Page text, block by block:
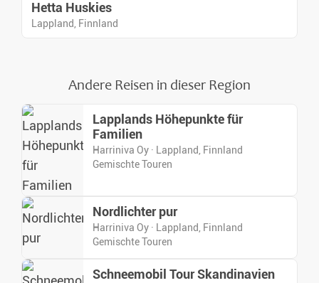
Hetta Huskies
Lappland, Finnland
Andere Reisen in dieser Region
Lapplands Höhepunkte für
Familien
Harriniva Oy · Lappland, Finnland
Gemischte Touren
Nordlichter pur
Harriniva Oy · Lappland, Finnland
Gemischte Touren
Schneemobil Tour Skandinavien